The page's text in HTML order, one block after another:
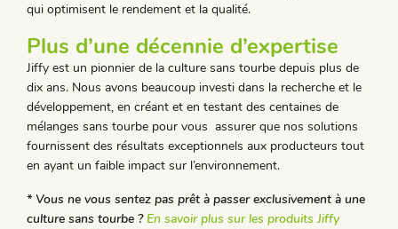
qui optimisent le rendement et la qualité.
Plus d’une décennie d’expertise
Jiffy est un pionnier de la culture sans tourbe depuis plus de
dix ans. Nous avons beaucoup investi dans la recherche et le
développement, en créant et en testant des centaines de
mélanges sans tourbe pour vous assurer que nos solutions
fournissent des résultats exceptionnels aux producteurs tout
en ayant un faible impact sur l’environnement.
* Vous ne vous sentez pas prêt à passer exclusivement à une
culture sans tourbe ? En savoir plus sur les produits Jiffy